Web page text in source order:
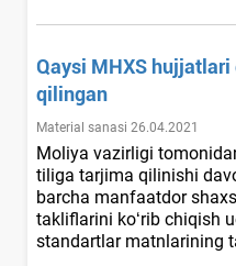
Qaysi MHXS
qilingan
Material sanasi 26.04.2021
Moliya vazirligi
tiliga tarjima qilinishi
barcha manfaatdor
takliflarini koʻrib chiqish
standartlar matnlarining